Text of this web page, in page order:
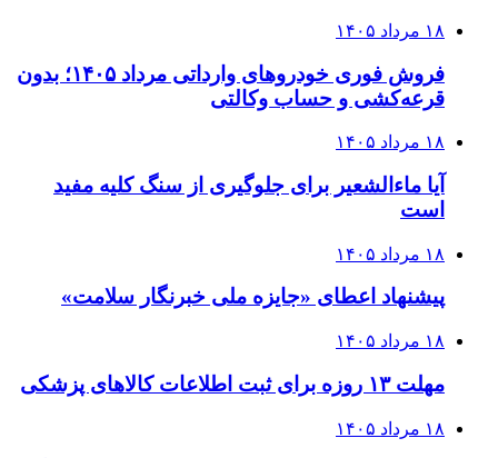
۱۸ مرداد ۱۴۰۵
فروش فوری خودروهای وارداتی مرداد ۱۴۰۵؛ بدون
قرعه‌کشی و حساب وکالتی
۱۸ مرداد ۱۴۰۵
آیا ماءالشعیر برای جلوگیری از سنگ کلیه مفید
است
۱۸ مرداد ۱۴۰۵
پیشنهاد اعطای «جایزه ملی خبرنگار سلامت»
۱۸ مرداد ۱۴۰۵
مهلت ۱۳ روزه برای ثبت اطلاعات کالاهای پزشکی
۱۸ مرداد ۱۴۰۵